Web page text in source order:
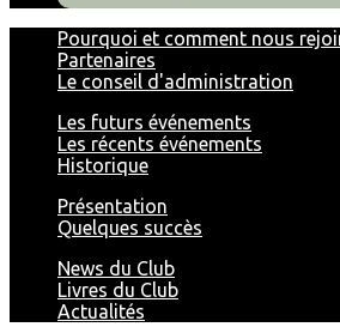
Pourquoi et comment nous
Partenaires
Le conseil d'administration
Les futurs événements
Les récents événements
Historique
Présentation
Quelques succès
News du Club
Livres du Club
Actualités